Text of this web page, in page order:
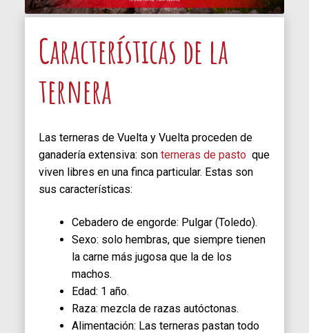
Características de la
ternera
Las terneras de Vuelta y Vuelta proceden de
ganadería extensiva: son terneras de pasto que
viven libres en una finca particular. Estas son
sus características:
Cebadero de engorde: Pulgar (Toledo).
Sexo: solo hembras, que siempre tienen
la carne más jugosa que la de los
machos.
Edad: 1 año.
Raza: mezcla de razas autóctonas.
Alimentación: Las terneras pastan todo